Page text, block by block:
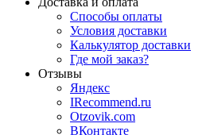
Способы оплаты
Условия доставки
Калькулятор доставки
Где мой заказ?
Отзывы
Яндекс
IRecommend.ru
Otzovik.com
ВКонтакте